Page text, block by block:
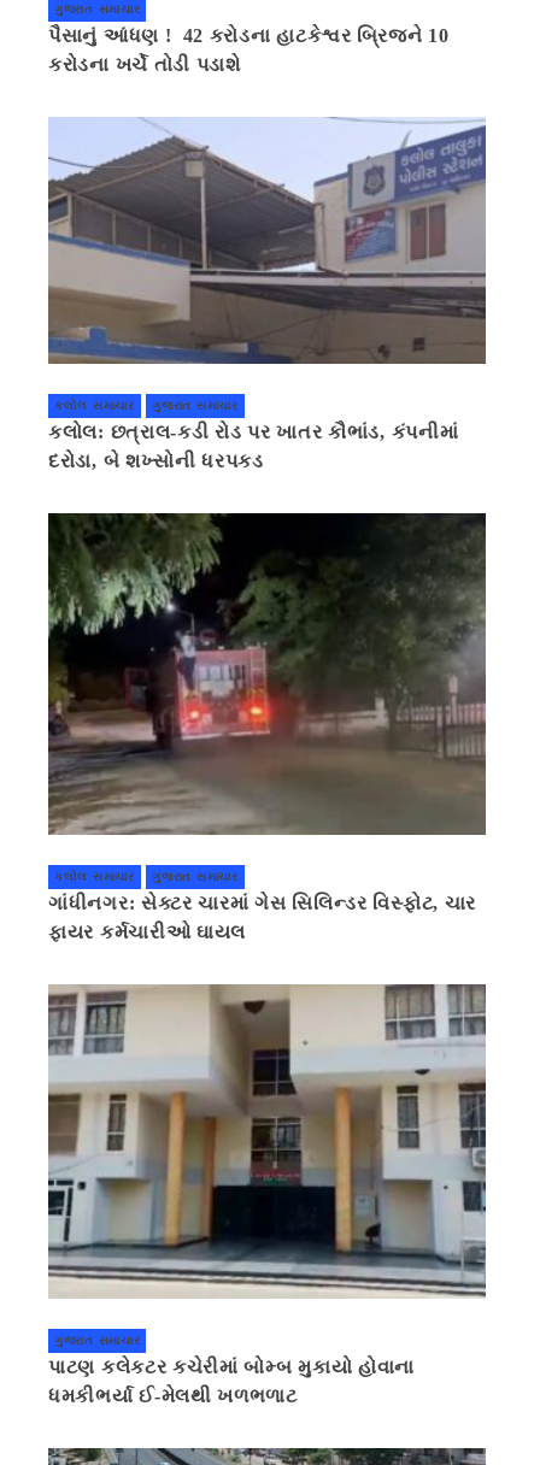
ગુજરાત સમાચાર
પૈસાનું આંધણ ! 42 કરોડના હાટકેશ્વર બ્રિજને 10
કરોડના ખર્ચે તોડી પડાશે
કલોલ સમાચાર ગુજરાત સમાચાર
કલોલ: છત્રાલ-કડી રોડ પર ખાતર કૌભાંડ, કંપનીમાં
દરોડા, બે શખ્સોની ધરપકડ
કલોલ સમાચાર ગુજરાત સમાચાર
ગાંધીનગર: સેક્ટર ચારમાં ગેસ સિલિન્ડર વિસ્ફોટ, ચાર
ફાયર કર્મચારીઓ ઘાયલ
ગુજરાત સમાચાર
પાટણ કલેકટર કચેરીમાં બોમ્બ મુકાયો હોવાના
ધમકીભર્યા ઈ-મેલથી ખળભળાટ